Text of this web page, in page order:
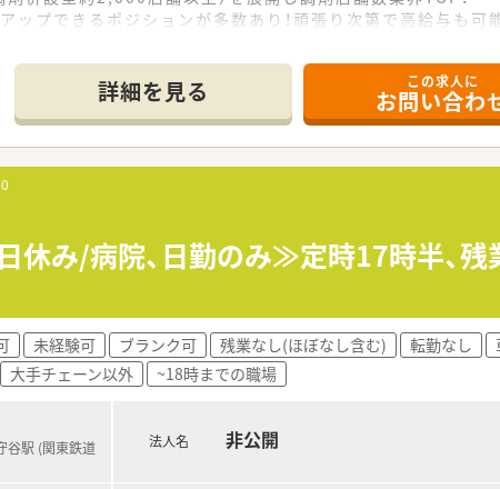
プできるポジションが多数あり！頑張り次第で高給与も可能
な社内研修や外部組織と連携した研修を用意されています
こそ活躍できるキャリアパスが多種多様に用意されています。
ネジャーや営業部長等のマネジメントのポジションも増えます
かせるスペシャリストを目指すことも可能です。
品部門等の本社スタッフなど活動領域は多種多様です。
おり、在宅医療へもしっかりと関わる事ができます。
能で、時短制度は小学5年生まで時短勤務ができるよう変更
イフバランスが整っています
員割引制度など嬉しいメリットもたくさんあります！
詳細を見る この求人に
お問い合わ
休み/病院、日勤のみ≫定時17時半、残
未経験可 ブランク可 残業なし(ほぼなし含む) 転勤なし
大手チェーン以外 ~18時までの職場
谷駅 (関東鉄道 法人名 非公開